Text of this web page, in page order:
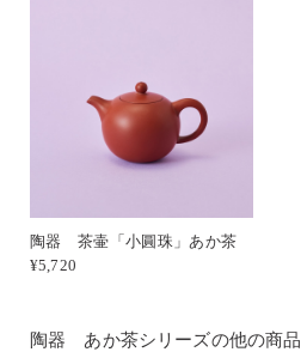
陶器 茶壷「小圓珠」あか茶
¥5,720
陶器 あか茶シリーズの他の商品